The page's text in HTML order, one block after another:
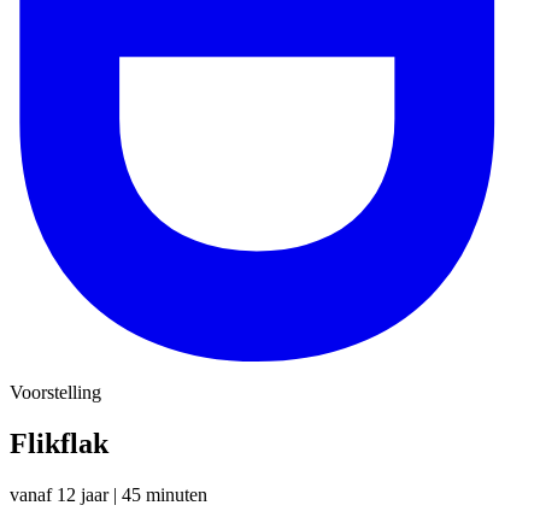
Voorstelling
Flikflak
vanaf 12 jaar | 45 minuten